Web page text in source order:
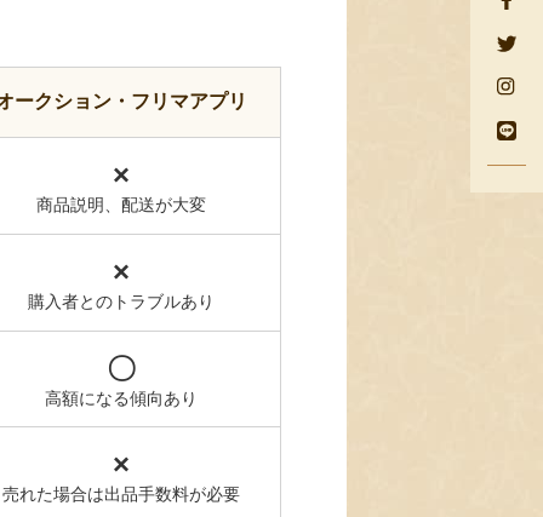
ークション・フリマアプリ
×
商品説明、配送が大変
×
購入者とのトラブルあり
〇
高額になる傾向あり
×
売れた場合は出品手数料が必要